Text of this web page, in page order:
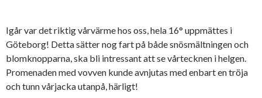
Igår var det riktig vårvärme hos oss, hela 16° uppmättes i
Göteborg! Detta sätter nog fart på både snösmältningen och
blomknopparna, ska bli intressant att se vårtecknen i helgen.
Promenaden med vovven kunde avnjutas med enbart en tröja
och tunn vårjacka utanpå, härligt!